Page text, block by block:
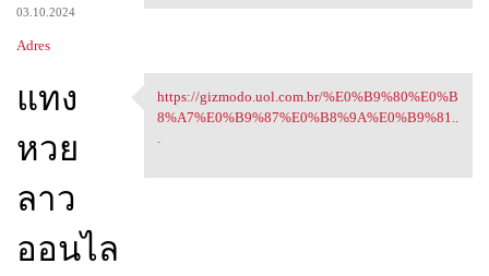
03.10.2024
Adres
แทง
หวย
ลาว
ออนไล
https://gizmodo.uol.com.br/
https://gizmodo.uol.com.br/%E0%B9%80%E0%B
8%A7%E0%B9%87%E0%B8%9A%E0%B9%81..